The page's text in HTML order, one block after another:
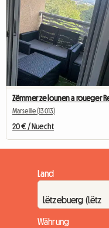
Marseille (13013)
20 € / Nuecht
Land
Währung